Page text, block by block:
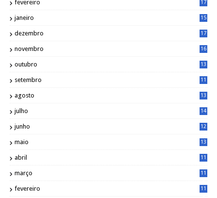
fevereiro
17
janeiro
15
dezembro
17
novembro
16
outubro
13
setembro
11
agosto
13
julho
14
junho
12
maio
13
abril
11
março
11
fevereiro
11